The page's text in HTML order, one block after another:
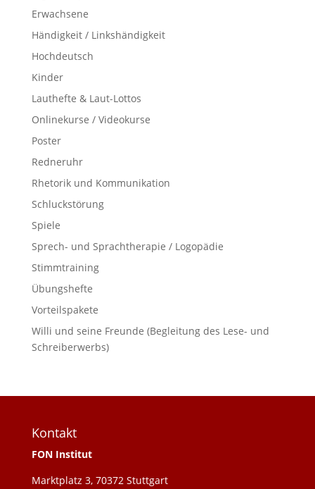
Erwachsene
Händigkeit / Linkshändigkeit
Hochdeutsch
Kinder
Lauthefte & Laut-Lottos
Onlinekurse / Videokurse
Poster
Redneruhr
Rhetorik und Kommunikation
Schluckstörung
Spiele
Sprech- und Sprachtherapie / Logopädie
Stimmtraining
Übungshefte
Vorteilspakete
Willi und seine Freunde (Begleitung des Lese- und
Schreiberwerbs)
Kontakt
FON Institut
Marktplatz 3, 70372 Stuttgart